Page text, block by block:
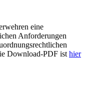
eine
Anforderungen
Download-PDF ist hier